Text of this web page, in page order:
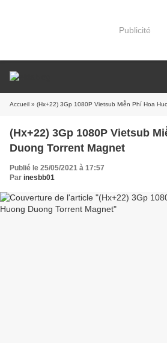
Publicité
Accueil » (Hx+22) 3Gp 1080P Vietsub Miễn Phí Hoa
(Hx+22) 3Gp 1080P Vietsub
Duong Torrent Magnet
Publié le 25/05/2021 à 17:57
Par inesbb01